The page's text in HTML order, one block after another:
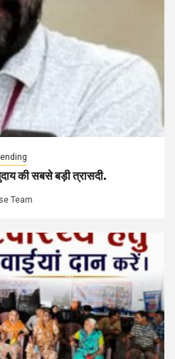
की सबसे बड़ी त्रासदी.
Team